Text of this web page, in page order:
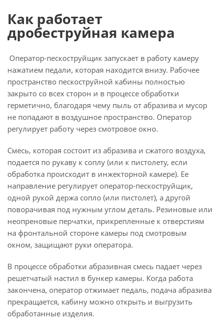
Как работает
дробеструйная камера
Оператор-пескоструйщик запускает в работу камеру
нажатием педали, которая находится внизу. Рабочее
пространство пескоструйной кабины полностью
закрыто со всех сторон и в процессе обработки
герметично, благодаря чему пыль от абразива и мусор
не попадают в воздушное пространство. Оператор
регулирует работу через смотровое окно.
Смесь, которая состоит из абразива и сжатого воздуха,
подается по рукаву к соплу (или к пистолету, если
обработка происходит в инжекторной камере). Ее
направление регулирует оператор-пескоструйщик,
одной рукой держа сопло (или пистолет), а другой
поворачивая под нужным углом деталь. Резиновые или
неопреновые перчатки, прикрепленные к отверстиям
на фронтальной стороне камеры под смотровым
окном, защищают руки оператора.
В процессе обработки абразивная смесь падает через
решетчатый настил в бункер камеры. Когда работа
закончена, оператор отжимает педаль, подача абразива
прекращается, кабину можно открыть и выгрузить
обработанные изделия.